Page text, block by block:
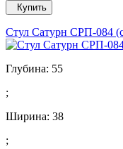
Купить
Стул Сатурн СРП-084
Глубина: 55
;
Ширина: 38
;